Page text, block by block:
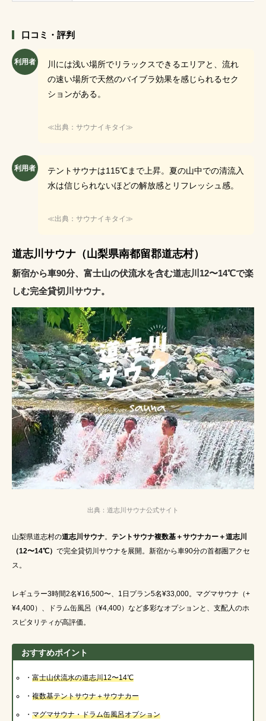
口コミ・評判
利用者
川には浅い場所でリラックスできるエリアと、流れ
の速い場所で天然のバイブラ効果を感じられるセク
ションがある。
≪出典：サウナイキタイ≫
利用者
テントサウナは115℃まで上昇。夏の山中での清流入
水は信じられないほどの解放感とリフレッシュ感。
≪出典：サウナイキタイ≫
道志川サウナ（山梨県南都留郡道志村）
新宿から車90分、富士山の伏流水を含む道志川12〜14℃で楽
しむ完全貸切川サウナ。
出典：道志川サウナ公式サイト
山梨県道志村の道志川サウナ。 テントサウナ複数基＋サウナカー＋道志川
（12〜14℃） で完全貸切川サウナを展開。新宿から車90分の首都圏アクセ
ス。
レギュラー3時間2名¥16,500〜、1日プラン5名¥33,000。マグマサウナ（+
¥4,400）、ドラム缶風呂（¥4,400）など多彩なオプションと、支配人のホ
スピタリティが高評価。
おすすめポイント
・ 富士山伏流水の道志川12〜14℃
・ 複数基テントサウナ＋サウナカー
・ マグマサウナ・ドラム缶風呂オプション